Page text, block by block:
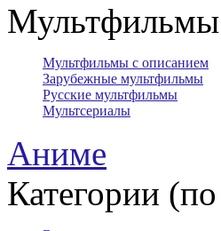
Мультфильмы
Мультфильмы с описанием
Зарубежные мультфильмы
Русские мультфильмы
Мультсериалы
Аниме
Категории